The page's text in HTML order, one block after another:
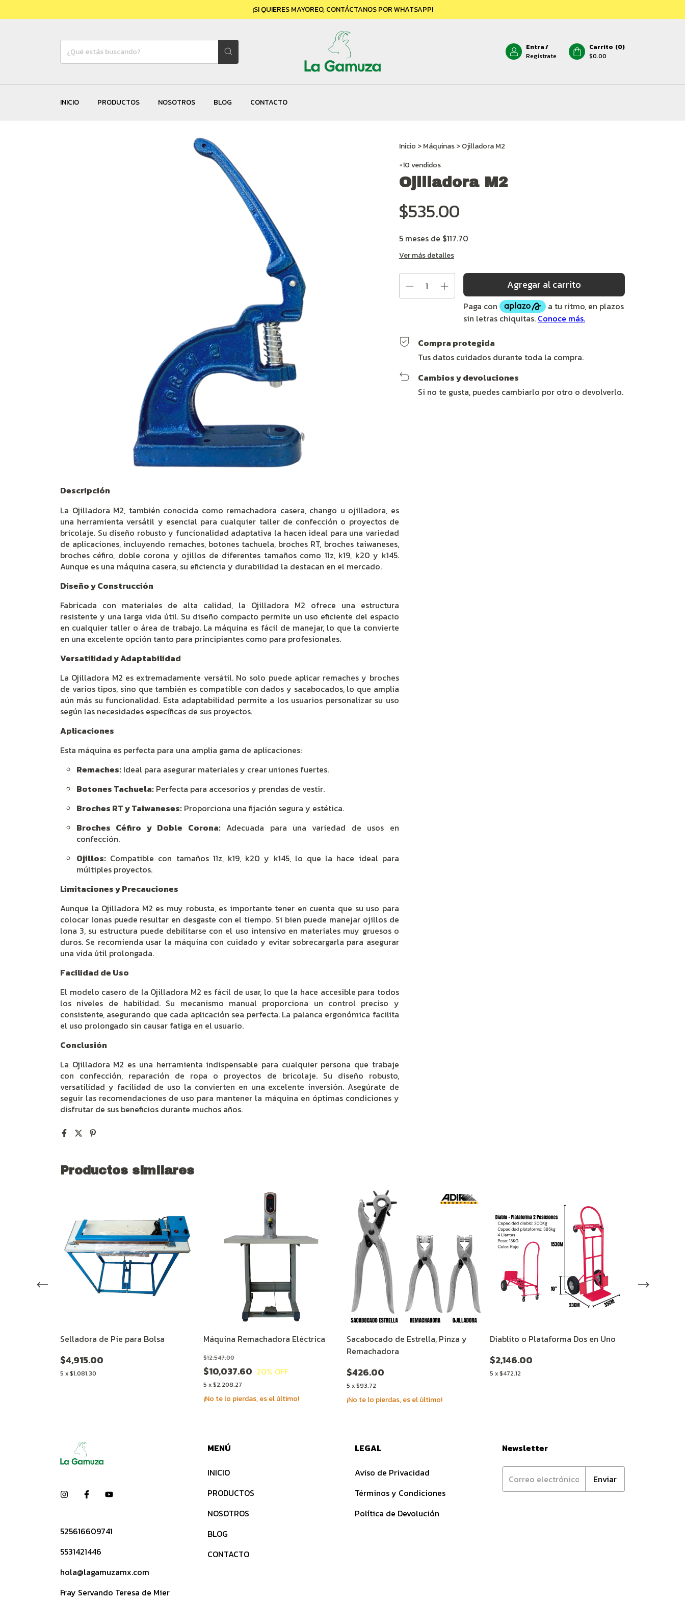
¡SI QUIERES MAYOREO, CONTÁCTANOS POR WHATSAPP!
Entra/
Regístrate
Carrito (0)
$0.00
INICIO PRODUCTOS NOSOTROS BLOG CONTACTO
Inicio > Máquinas > Ojilladora M2
+10 vendidos
Ojilladora M2
$535.00
5 meses de $117.70
Ver más detalles
Compra protegida
Tus datos cuidados durante toda la compra.
Cambios y devoluciones
Si no te gusta, puedes cambiarlo por otro o devolverlo.
Descripción
La Ojilladora M2, también conocida como remachadora casera, chango u ojilladora, es
una herramienta versátil y esencial para cualquier taller de confección o proyectos de
bricolaje. Su diseño robusto y funcionalidad adaptativa la hacen ideal para una variedad
de aplicaciones, incluyendo remaches, botones tachuela, broches RT, broches taiwaneses,
broches céfiro, doble corona y ojillos de diferentes tamaños como 11z, k19, k20 y k145.
Aunque es una máquina casera, su eficiencia y durabilidad la destacan en el mercado.
Diseño y Construcción
Fabricada con materiales de alta calidad, la Ojilladora M2 ofrece una estructura
resistente y una larga vida útil. Su diseño compacto permite un uso eficiente del espacio
en cualquier taller o área de trabajo. La máquina es fácil de manejar, lo que la convierte
en una excelente opción tanto para principiantes como para profesionales.
Versatilidad y Adaptabilidad
La Ojilladora M2 es extremadamente versátil. No solo puede aplicar remaches y broches
de varios tipos, sino que también es compatible con dados y sacabocados, lo que amplía
aún más su funcionalidad. Esta adaptabilidad permite a los usuarios personalizar su uso
según las necesidades específicas de sus proyectos.
Aplicaciones
Esta máquina es perfecta para una amplia gama de aplicaciones:
Remaches: Ideal para asegurar materiales y crear uniones fuertes.
Botones Tachuela: Perfecta para accesorios y prendas de vestir.
Broches RT y Taiwaneses: Proporciona una fijación segura y estética.
Broches Céfiro y Doble Corona:Adecuada para una variedad de usos en
confección.
Ojillos: Compatible con tamaños 11z, k19, k20 y k145, lo que la hace ideal para
múltiples proyectos.
Limitaciones y Precauciones
Aunque la Ojilladora M2 es muy robusta, es importante tener en cuenta que su uso para
colocar lonas puede resultar en desgaste con el tiempo. Si bien puede manejar ojillos de
lona 3, su estructura puede debilitarse con el uso intensivo en materiales muy gruesos o
duros. Se recomienda usar la máquina con cuidado y evitar sobrecargarla para asegurar
una vida útil prolongada.
Facilidad de Uso
El modelo casero de la Ojilladora M2 es fácil de usar, lo que la hace accesible para todos
los niveles de habilidad. Su mecanismo manual proporciona un control preciso y
consistente, asegurando que cada aplicación sea perfecta. La palanca ergonómica facilita
el uso prolongado sin causar fatiga en el usuario.
Conclusión
La Ojilladora M2 es una herramienta indispensable para cualquier persona que trabaje
con confección, reparación de ropa o proyectos de bricolaje. Su diseño robusto,
versatilidad y facilidad de uso la convierten en una excelente inversión. Asegúrate de
seguir las recomendaciones de uso para mantener la máquina en óptimas condiciones y
disfrutar de sus beneficios durante muchos años.
Productos similares
Selladora de Pie para Bolsa
$4,915.00
5 x$1,081.30
Máquina Remachadora Eléctrica
$10,037.60
$12,547.00
20% OFF
5 x$2,208.27
¡No te lo pierdas, es el último!
Sacabocado de Estrella, Pinza y
Remachadora
$426.00
5 x$93.72
¡No te lo pierdas, es el último!
Diablito o Plataforma Dos en Uno
$2,146.00
5 x$472.12
525616609741
5531421446
hola@lagamuzamx.com
Fray Servando Teresa de Mier
MENÚ
INICIO
PRODUCTOS
NOSOTROS
BLOG
CONTACTO
LEGAL
Aviso de Privacidad
Términos y Condiciones
Política de Devolución
Newsletter